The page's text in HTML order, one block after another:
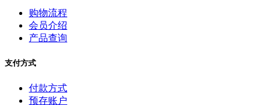
购物流程
会员介绍
产品查询
支付方式
付款方式
预存账户